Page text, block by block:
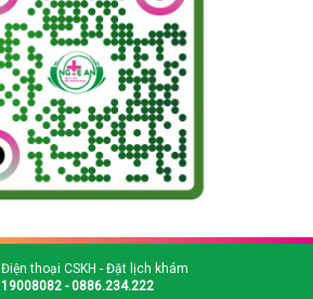
Điện thoại CSKH - Đặt lịch khám
19008082 - 0886.234.222